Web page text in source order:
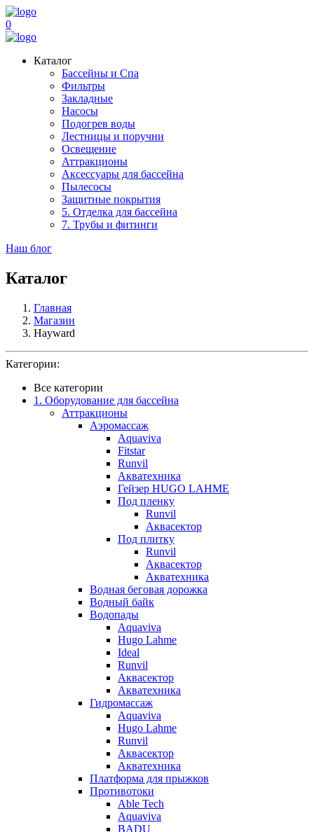
0
Каталог
Бассейны и Спа
Фильтры
Закладные
Насосы
Подогрев воды
Лестницы и поручни
Освещение
Аттракционы
Аксессуары для бассейна
Пылесосы
Защитные покрытия
5. Отделка для бассейна
7. Трубы и фитинги
Наш блог
Каталог
Главная
Магазин
Hayward
Категории:
Все категории
1. Оборудование для бассейна
Аттракционы
Аэромассаж
Aquaviva
Fitstar
Runvil
Акватехника
Гейзер HUGO LAHME
Под пленку
Runvil
Аквасектор
Под плитку
Runvil
Аквасектор
Акватехника
Водная беговая дорожка
Водный байк
Водопады
Aquaviva
Hugo Lahme
Ideal
Runvil
Аквасектор
Акватехника
Гидромассаж
Aquaviva
Hugo Lahme
Runvil
Аквасектор
Акватехника
Платформа для прыжков
Противотоки
Able Tech
Aquaviva
BADU